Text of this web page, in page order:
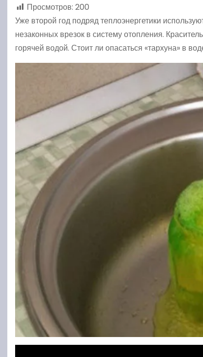
Просмотров: 200
Уже второй год подряд теплоэнергетики
незаконных врезок в систему отопления.
горячей водой. Стоит ли опасаться «тархуна» в